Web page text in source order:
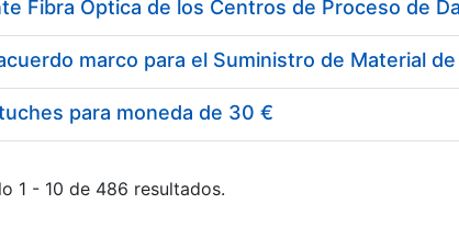
para moneda de 30 €
1 - 10 de 486 resultados.